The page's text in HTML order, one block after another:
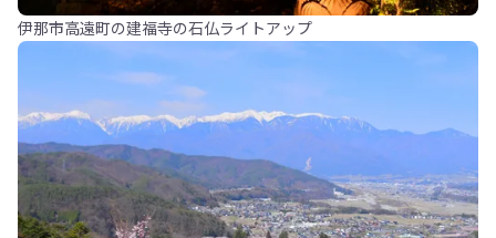
伊那市高遠町の建福寺の石仏ライトアップ